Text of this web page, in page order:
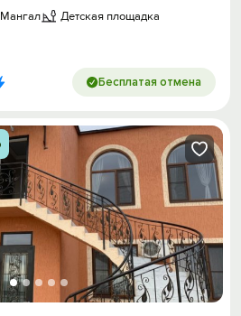
Мангал
Детская площадка
Бесплатая отмена